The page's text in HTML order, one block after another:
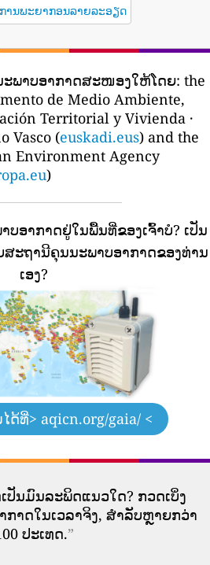
ການພະຍາກອນລາຍລະອຽດ
ພາບອາກາດສະໜອງໃຫ້ໂດຍ: the
de Medio Ambiente,
Territorial y Vivienda ·
Vasco (euskadi.eus) and the
Environment Agency
)
ບອາກາດຢູ່ໃນພື້ນທີ່ຂອງເຈົ້າບໍ? ເປັນ
ະຖານີຄຸນນະພາບອາກາດຂອງທ່ານ
ເອງ?
ດ້ທີ່> aqicn.org/gaia/ <
ປັນມົນລະພິດແນວໃດ? ກວດເບິ່ງ
າດໃນເວລາຈິງ, ສໍາລັບຫຼາຍກວ່າ
ປະເທດ.”